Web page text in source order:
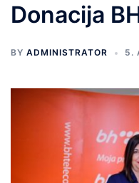
Donacija
BY ADMINISTRATOR 5.